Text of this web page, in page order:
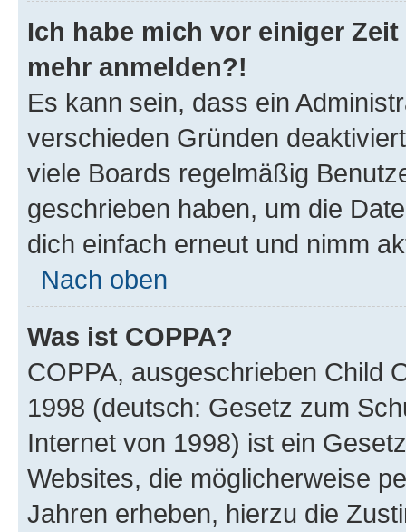
Ich habe mich vor einiger
mehr anmelden?!
Es kann sein, dass ein
verschieden Gründen
viele Boards regelmäßig
geschrieben haben, um die
dich einfach erneut und nimm
Nach oben
Was ist COPPA?
COPPA, ausgeschrieben Child
1998 (deutsch: Gesetz zum
Internet von 1998) ist ein
Websites, die möglicherweise
Jahren erheben, hierzu die